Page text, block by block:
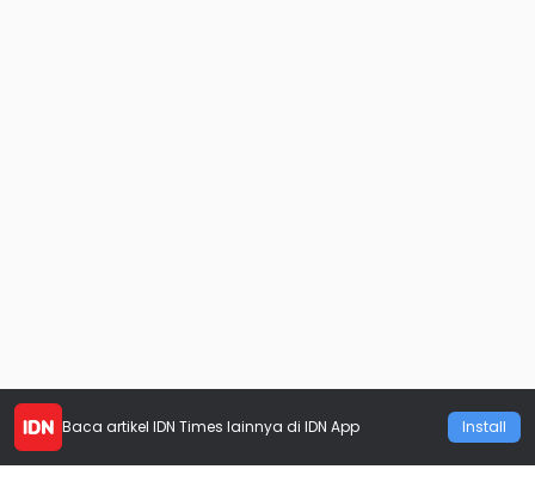
Baca artikel IDN Times lainnya di IDN App Install